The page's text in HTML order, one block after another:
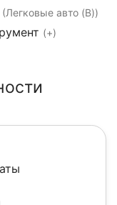
(Легковые авто (B))
(+)